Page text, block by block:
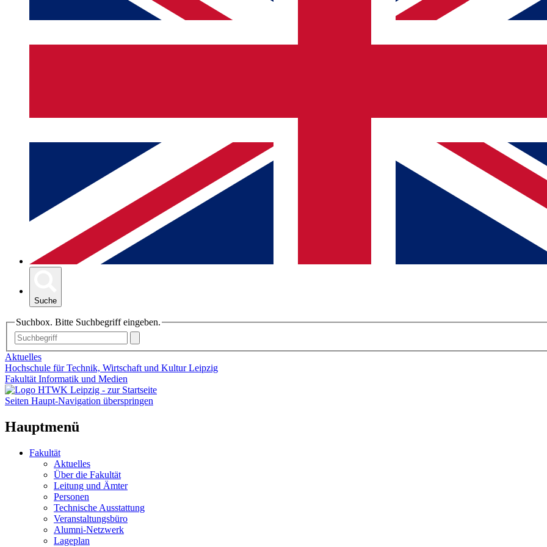
Suche
Suchbox. Bitte Suchbegriff eingeben.
Aktuelles
Hochschule für Technik, Wirtschaft und Kultur Leipzig
Fakultät Informatik und Medien
Seiten Haupt-Navigation überspringen
Hauptmenü
Fakultät
Aktuelles
Über die Fakultät
Leitung und Ämter
Personen
Technische Ausstattung
Veranstaltungsbüro
Alumni-Netzwerk
Lageplan